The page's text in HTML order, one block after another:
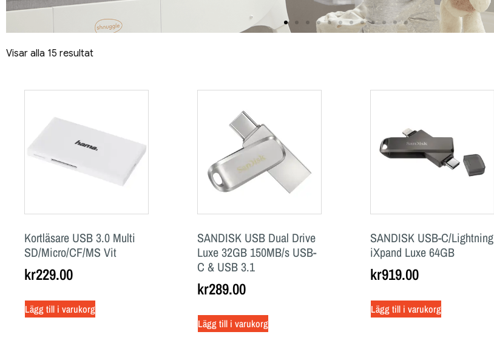
Visar alla 15 resultat
Kortläsare USB 3.0 Multi
SD/Micro/CF/MS Vit
kr229.00
Lägg till i varukorg
SANDISK USB Dual Drive
Luxe 32GB 150MB/s USB-
C & USB 3.1
kr289.00
Lägg till i varukorg
SANDISK USB-C/Lightning
iXpand Luxe 64GB
kr919.00
Lägg till i varukorg